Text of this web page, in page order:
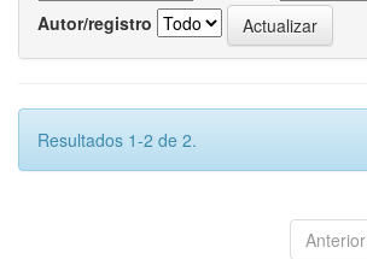
Autor/registro
Resultados 1-2 de 2.
Anterior